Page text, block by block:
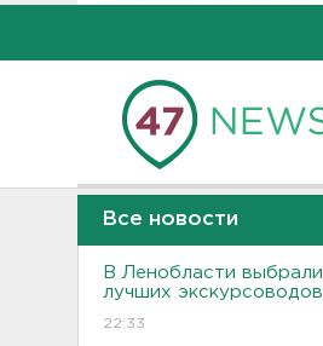
Все новости
В Ленобласти выбрали
лучших экскурсоводов
22:33